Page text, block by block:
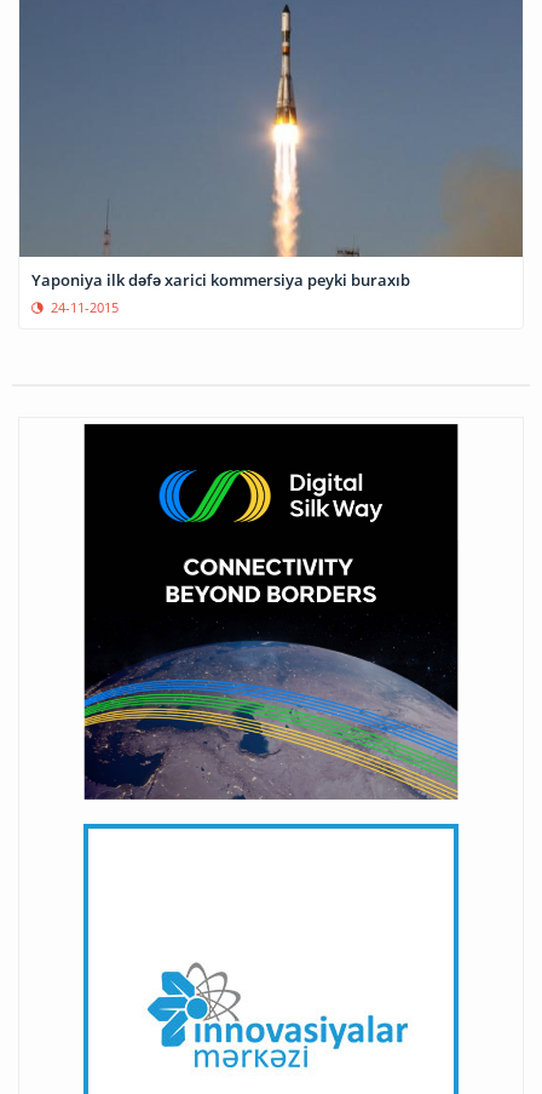
Yaponiya ilk dəfə xarici kommersiya peyki buraxıb
24-11-2015